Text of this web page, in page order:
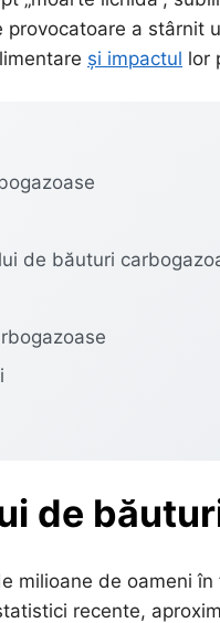
provocatoare a stârnit
și impactul lor
de băuturi
de
milioane de oameni
recente,